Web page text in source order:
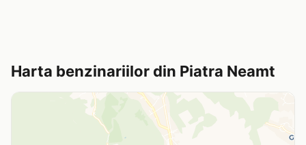
Harta benzinariilor din Piatra Neamt